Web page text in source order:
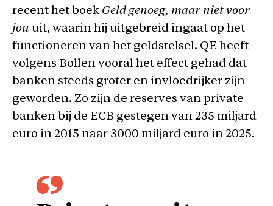
recent het boek Geld genoeg, maar niet voor
jou uit, waarin hij uitgebreid ingaat op het
functioneren van het geldstelsel. QE heeft
volgens Bollen vooral het effect gehad dat
banken steeds groter en invloedrijker zijn
geworden. Zo zijn de reserves van private
banken bij de ECB gestegen van 235 miljard
euro in 2015 naar 3000 miljard euro in 2025.